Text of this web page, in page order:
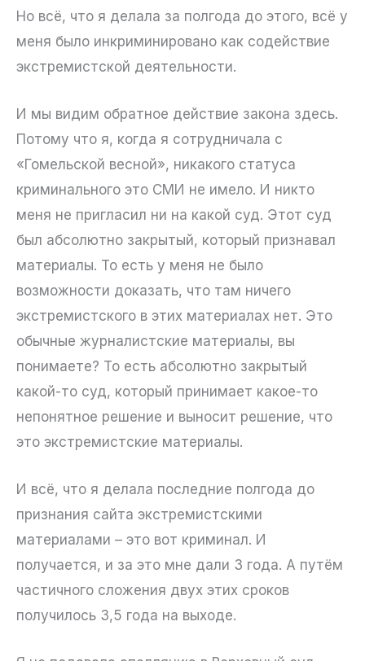
Но всё, что я делала за полгода до этого, всё у
меня было инкриминировано как содействие
экстремистской деятельности.
И мы видим обратное действие закона здесь.
Потому что я, когда я сотрудничала с
«Гомельской весной», никакого статуса
криминального это СМИ не имело. И никто
меня не пригласил ни на какой суд. Этот суд
был абсолютно закрытый, который признавал
материалы. То есть у меня не было
возможности доказать, что там ничего
экстремистского в этих материалах нет. Это
обычные журналистские материалы, вы
понимаете? То есть абсолютно закрытый
какой-то суд, который принимает какое-то
непонятное решение и выносит решение, что
это экстремистские материалы.
И всё, что я делала последние полгода до
признания сайта экстремистскими
материалами – это вот криминал. И
получается, и за это мне дали 3 года. А путём
частичного сложения двух этих сроков
получилось 3,5 года на выходе.